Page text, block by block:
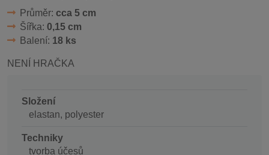
Průměr: cca 5 cm
Šířka: 0,15 cm
Balení: 18 ks
NENÍ HRAČKA
Složení
elastan, polyester
Techniky
tvorba účesů